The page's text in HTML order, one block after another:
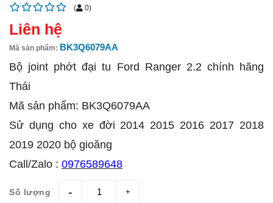
( 0)
Liên hệ
Mã sản phẩm: BK3Q6079AA
Bộ joint phớt đại tu Ford Ranger 2.2 chính hãng
Thái
Mã sản phẩm: BK3Q6079AA
Sử dụng cho xe đời 2014 2015 2016 2017 2018
2019 2020 bộ gioăng
Call/Zalo : 0976589648
Số lượng giam tang